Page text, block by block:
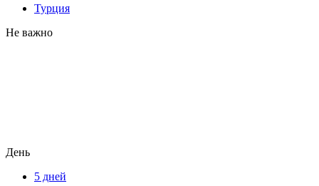
Турция
Не важно
День
5 дней